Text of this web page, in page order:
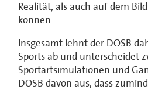
Realität, als auch auf dem
können.
Insgesamt lehnt der DOSB
Sports ab und unterscheidet
Sportartsimulationen und
DOSB davon aus, dass